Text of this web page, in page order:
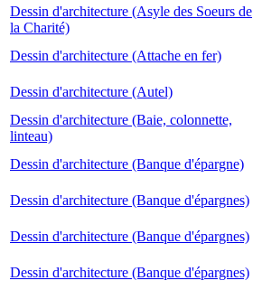
Dessin d'architecture (Asyle des Soeurs de
la Charité)
Dessin d'architecture (Attache en fer)
Dessin d'architecture (Autel)
Dessin d'architecture (Baie, colonnette,
linteau)
Dessin d'architecture (Banque d'épargne)
Dessin d'architecture (Banque d'épargnes)
Dessin d'architecture (Banque d'épargnes)
Dessin d'architecture (Banque d'épargnes)